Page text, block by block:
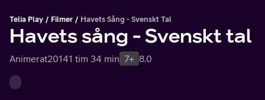
Telia Play Filmer Havets Sång - Svenskt Tal
Havets sång - Svenskt tal
Animerat20141 tim 34 min 7+ 8.0